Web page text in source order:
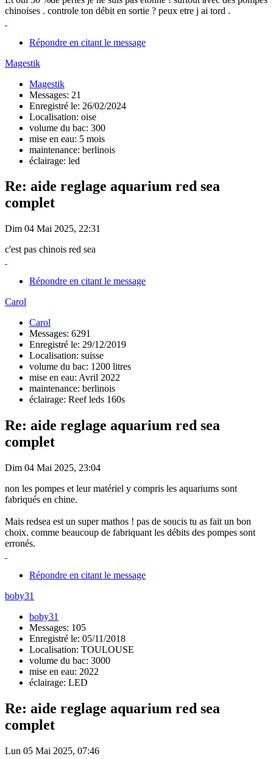
chinoises . controle ton débit en sortie ? peux etre j ai tord .
Répondre en citant le message
Magestik
Magestik
Messages: 21
Enregistré le: 26/02/2024
Localisation: oise
volume du bac: 300
mise en eau: 5 mois
maintenance: berlinois
éclairage: led
Re: aide reglage aquarium red sea
complet
Dim 04 Mai 2025, 22:31
c'est pas chinois red sea
Répondre en citant le message
Carol
Carol
Messages: 6291
Enregistré le: 29/12/2019
Localisation: suisse
volume du bac: 1200 litres
mise en eau: Avril 2022
maintenance: berlinois
éclairage: Reef leds 160s
Re: aide reglage aquarium red sea
complet
Dim 04 Mai 2025, 23:04
non les pompes et leur matériel y compris les aquariums sont
fabriqués en chine.
Mais redsea est un super mathos ! pas de soucis tu as fait un bon
choix. comme beaucoup de fabriquant les débits des pompes sont
erronés.
Répondre en citant le message
boby31
boby31
Messages: 105
Enregistré le: 05/11/2018
Localisation: TOULOUSE
volume du bac: 3000
mise en eau: 2022
éclairage: LED
Re: aide reglage aquarium red sea
complet
Lun 05 Mai 2025, 07:46